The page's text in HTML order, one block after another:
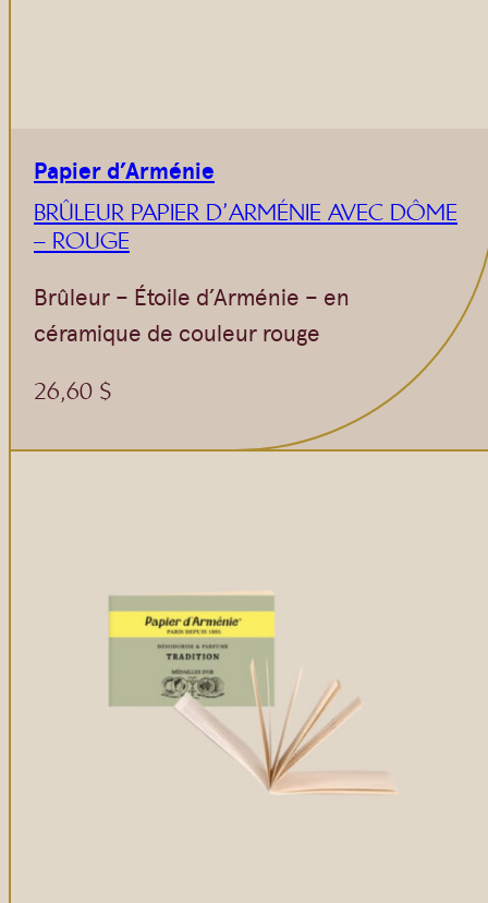
Papier d’Arménie
BRÛLEUR PAPIER D’ARMÉNIE AVEC DÔME
– ROUGE
Brûleur – Étoile d’Arménie – en
céramique de couleur rouge
26,60 $